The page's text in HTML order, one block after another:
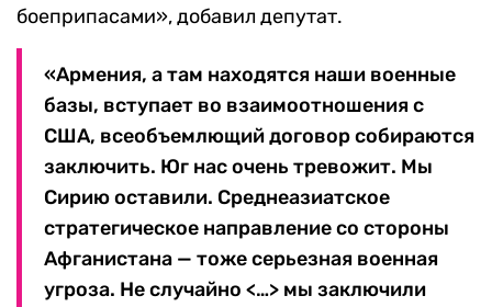
боеприпасами», добавил депутат.
«Армения, а там находятся наши военные
базы, вступает во взаимоотношения с
США, всеобъемлющий договор собираются
заключить. Юг нас очень тревожит. Мы
Сирию оставили. Среднеазиатское
стратегическое направление со стороны
Афганистана — тоже серьезная военная
угроза. Не случайно <…> мы заключили